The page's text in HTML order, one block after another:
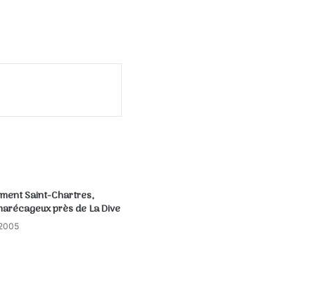
Saint-Chartres,
près de La Dive